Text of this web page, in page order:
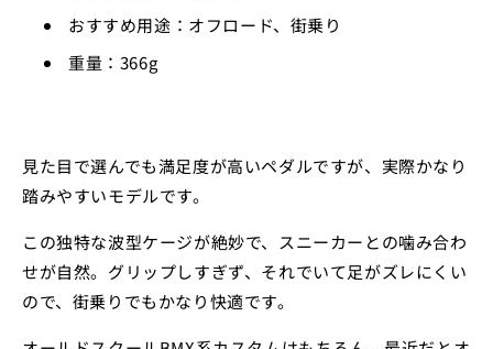
おすすめ用途：オフロード、街乗り
重量：366g
見た目で選んでも満足度が高いペダルですが、実際かなり
踏みやすいモデルです。
この独特な波型ケージが絶妙で、スニーカーとの噛み合わ
せが自然。グリップしすぎず、それでいて足がズレにくい
ので、街乗りでもかなり快適です。